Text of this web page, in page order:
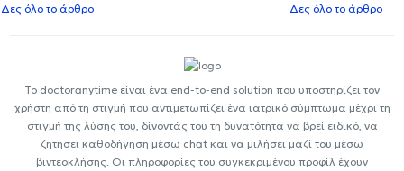
Δες όλο το άρθρο Δες όλο το άρθρο
Το doctoranytime είναι ένα end-to-end solution που υποστηρίζει τον
χρήστη από τη στιγμή που αντιμετωπίζει ένα ιατρικό σύμπτωμα μέχρι τη
στιγμή της λύσης του, δίνοντάς του τη δυνατότητα να βρεί ειδικό, να
ζητήσει καθοδήγηση μέσω chat και να μιλήσει μαζί του μέσω
βιντεοκλήσης. Οι πληροφορίες του συγκεκριμένου προφίλ έχουν